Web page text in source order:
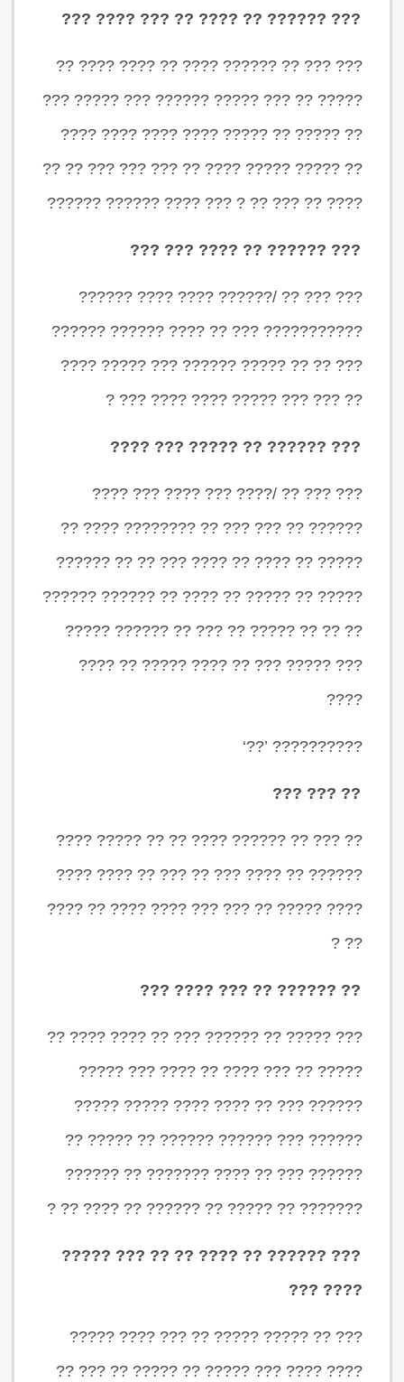
??? ?????? ?? ???? ?? ??? ???? ???
??? ??? ?? ?????? ???? ?? ???? ???? ??
????? ?? ??? ????? ?????? ??? ????? ???
?? ????? ?? ????? ???? ???? ???? ????
?? ????? ????? ???? ?? ??? ??? ??? ?? ??
???? ?? ??? ?? ? ??? ???? ?????? ??????
??? ?????? ?? ???? ??? ???
??? ??? ?? /?????? ???? ???? ??????
??????????? ??? ?? ???? ?????? ??????
??? ?? ?? ????? ?????? ??? ????? ????
?? ??? ??? ????? ???? ???? ??? ?
??? ?????? ?? ????? ??? ????
??? ??? ?? /???? ??? ???? ??? ????
?????? ?? ??? ??? ?? ???????? ???? ??
????? ?? ???? ?? ???? ??? ?? ?? ??????
????? ?? ????? ?? ???? ?? ?????? ??????
?? ?? ?? ????? ?? ??? ?? ?????? ?????
??? ????? ??? ?? ???? ????? ?? ????
????
?????????? ’??‘
?? ??? ???
?? ??? ?? ?????? ???? ?? ?? ????? ????
?????? ?? ???? ??? ?? ??? ?? ???? ????
???? ????? ?? ??? ??? ???? ???? ?? ????
?? ?
?? ?????? ?? ??? ???? ???
??? ????? ?? ?????? ??? ?? ???? ???? ??
????? ?? ??? ???? ?? ???? ??? ?????
?????? ??? ?? ???? ???? ????? ?????
?????? ??? ?????? ?????? ?? ????? ??
?????? ??? ?? ???? ??????? ?? ??????
??????? ?? ????? ?? ?????? ?? ???? ?? ?
??? ?????? ?? ???? ?? ?? ??? ?????
???? ???
??? ?? ????? ????? ?? ??? ???? ?????
???? ???? ??? ????? ?? ????? ?? ??? ??